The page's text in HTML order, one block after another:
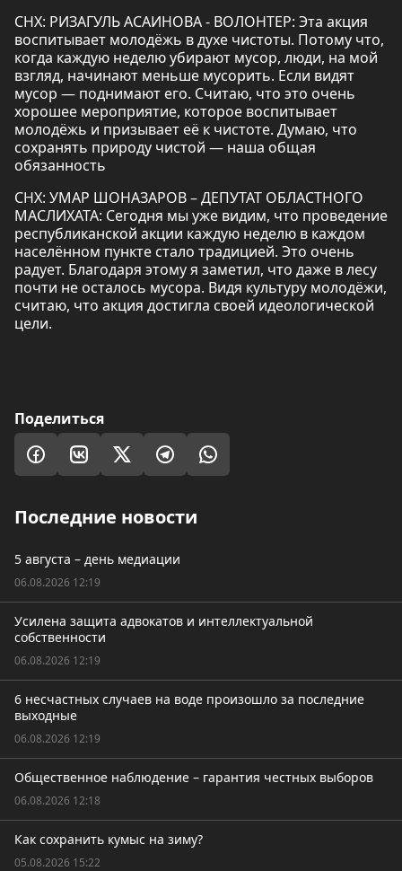
СНХ: РИЗАГУЛЬ АСАИНОВА - ВОЛОНТЕР: Эта акция
воспитывает молодёжь в духе чистоты. Потому что,
когда каждую неделю убирают мусор, люди, на мой
взгляд, начинают меньше мусорить. Если видят
мусор — поднимают его. Считаю, что это очень
хорошее мероприятие, которое воспитывает
молодёжь и призывает её к чистоте. Думаю, что
сохранять природу чистой — наша общая
обязанность
СНХ: УМАР ШОНАЗАРОВ – ДЕПУТАТ ОБЛАСТНОГО
МАСЛИХАТА: Сегодня мы уже видим, что проведение
республиканской акции каждую неделю в каждом
населённом пункте стало традицией. Это очень
радует. Благодаря этому я заметил, что даже в лесу
почти не осталось мусора. Видя культуру молодёжи,
считаю, что акция достигла своей идеологической
цели.
Поделиться
Последние новости
5 августа – день медиации
06.08.2026 12:19
Усилена защита адвокатов и интеллектуальной
собственности
06.08.2026 12:19
6 несчастных случаев на воде произошло за последние
выходные
06.08.2026 12:19
Общественное наблюдение – гарантия честных выборов
06.08.2026 12:18
Как сохранить кумыс на зиму?
05.08.2026 15:22